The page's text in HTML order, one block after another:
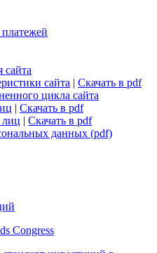
платежей
сайта
сайта | Скачать в pdf
цикла сайта
| Скачать в pdf
| Скачать в pdf
данных (pdf)
Congress